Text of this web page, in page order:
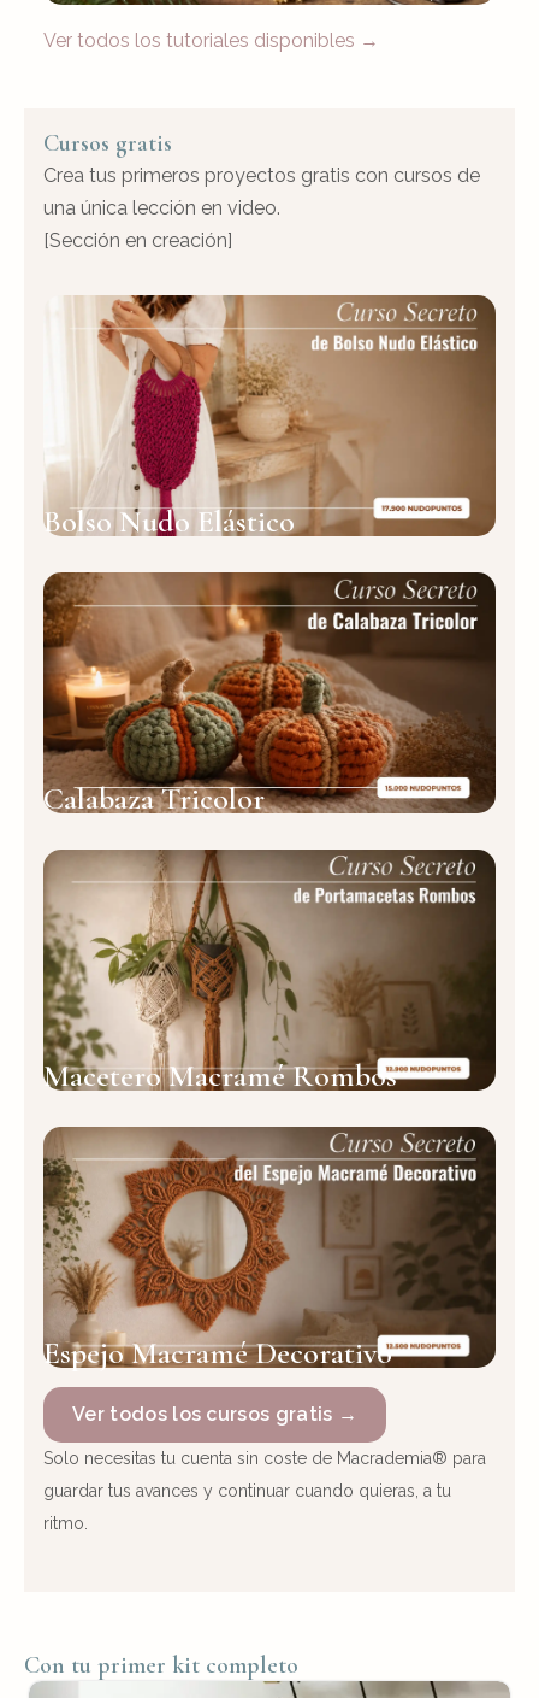
Ver todos los tutoriales disponibles →
Cursos gratis
Crea tus primeros proyectos gratis con cursos de
una única lección en video.
[Sección en creación]
Bolso Nudo Elástico
Calabaza Tricolor
Macetero Macramé Rombos
Espejo Macramé Decorativo
Ver todos los cursos gratis →
Solo necesitas tu cuenta sin coste de Macrademia® para
guardar tus avances y continuar cuando quieras, a tu
ritmo.
Con tu primer kit completo